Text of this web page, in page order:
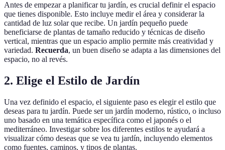
Antes de empezar a planificar tu jardín, es crucial definir el espacio
que tienes disponible. Esto incluye medir el área y considerar la
cantidad de luz solar que recibe. Un jardín pequeño puede
beneficiarse de plantas de tamaño reducido y técnicas de diseño
vertical, mientras que un espacio amplio permite más creatividad y
variedad. Recuerda, un buen diseño se adapta a las dimensiones del
espacio, no al revés.
2. Elige el Estilo de Jardín
Una vez definido el espacio, el siguiente paso es elegir el estilo que
deseas para tu jardín. Puede ser un jardín moderno, rústico, o incluso
uno basado en una temática específica como el japonés o el
mediterráneo. Investigar sobre los diferentes estilos te ayudará a
visualizar cómo deseas que se vea tu jardín, incluyendo elementos
como fuentes, caminos, y tipos de plantas.